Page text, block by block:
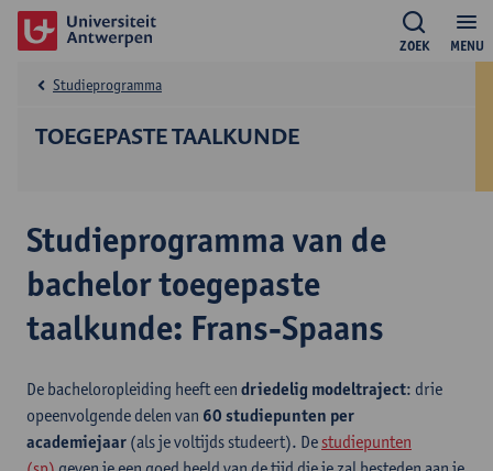
MENU
ZOEK
TOEGEPASTE TAALKUNDE
Studieprogramma
Studieprogramma van de
bachelor toegepaste
taalkunde: Frans-Spaans
De bacheloropleiding heeft een driedelig modeltraject: drie
opeenvolgende delen van 60 studiepunten per
academiejaar (als je voltijds studeert). De studiepunten